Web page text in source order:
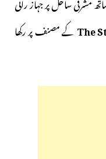
Theکے مصنف پر رکھا